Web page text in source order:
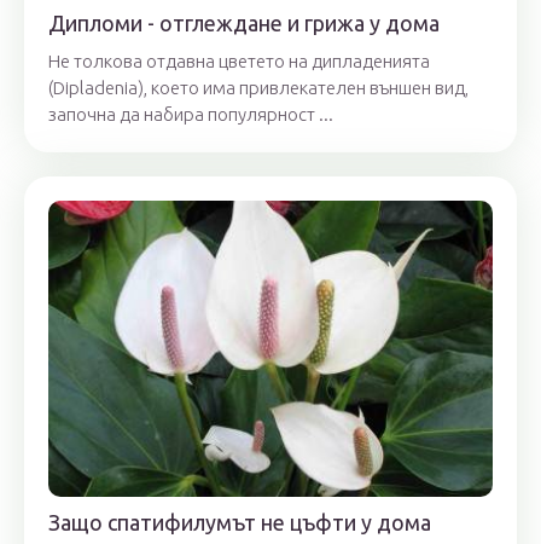
Дипломи - отглеждане и грижа у дома
Не толкова отдавна цветето на дипладенията
(Dipladenia), което има привлекателен външен вид,
започна да набира популярност ...
Защо спатифилумът не цъфти у дома